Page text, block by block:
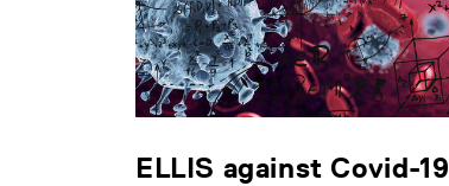
ELLIS against Covid-19